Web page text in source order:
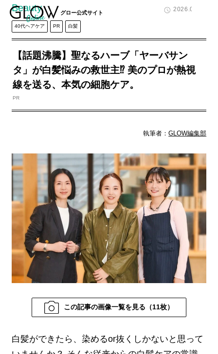
グロー公式サイト
2026.06.12
Beauty
40代ヘアケア PR 白髪
【話題沸騰】聖なるハーブ「ヤーバサン
タ」が白髪悩みの救世主⁉ 美のプロが熱視
線を送る、本気の細胞ケア。
PR
執筆者：GLOW編集部
この記事の画像一覧を見る（11枚）
白髪ができたら、染めるor抜くしかないと思って